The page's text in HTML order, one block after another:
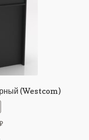
(Westcom)
Текущая